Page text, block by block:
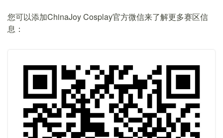
您可以添加ChinaJoy Cosplay官方微信来了解更多赛区信
息：